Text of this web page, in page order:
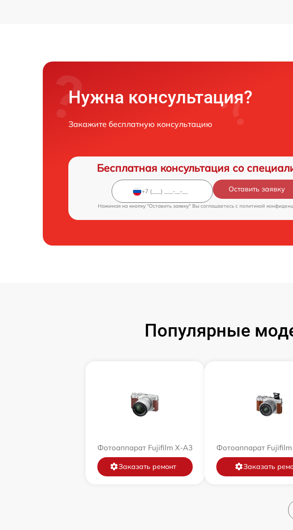
Нужна консультация?
Закажите бесплатную консультацию
Бесплатная консультация со
Оставить заявку
Нажимая на кнопку "Оставить заявку" Вы соглашаетесь c политикой
Популярные
Фотоаппарат Fujifilm X-A3
Заказать ремонт
Фотоаппарат
Заказать